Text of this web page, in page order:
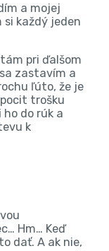
a mojej
si každý jeden
pri ďalšom
zastavím a
ľúto, že je
trošku
ho do rúk a
k
Hm… Keď
dať. A ak nie,